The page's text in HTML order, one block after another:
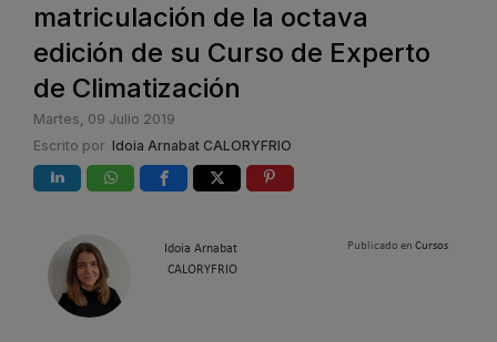
matriculación de la octava
edición de su Curso de Experto
de Climatización
Martes, 09 Julio 2019
Escrito por Idoia Arnabat CALORYFRIO
Idoia Arnabat
CALORYFRIO
Publicado en Cursos